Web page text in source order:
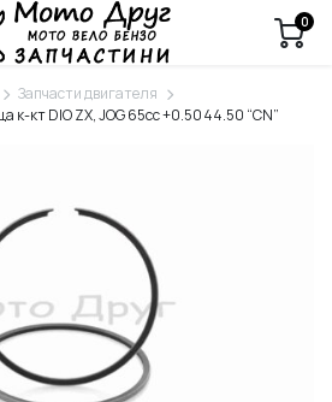
0
Запчасти двигателя
к-кт DIO ZX, JOG 65cc +0.50 44.50 “CN”